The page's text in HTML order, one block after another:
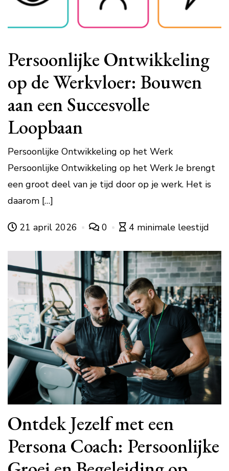
Persoonlijke Ontwikkeling
op de Werkvloer: Bouwen
aan een Succesvolle
Loopbaan
Persoonlijke Ontwikkeling op het Werk
Persoonlijke Ontwikkeling op het Werk Je brengt
een groot deel van je tijd door op je werk. Het is
daarom […]
21 april 2026 0 4 minimale leestijd
Ontdek Jezelf met een
Persona Coach: Persoonlijke